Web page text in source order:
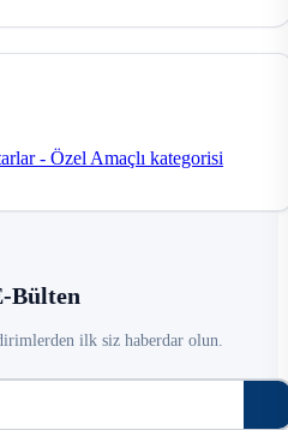
- Özel Amaçlı kategorisi
Bülten
ilk siz haberdar olun.